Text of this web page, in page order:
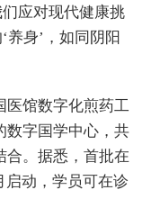
应对现代健康挑
养身’，如同阴阳
医馆数字化煎药工
数字国学中心，共
合。据悉，首批在
启动，学员可在诊